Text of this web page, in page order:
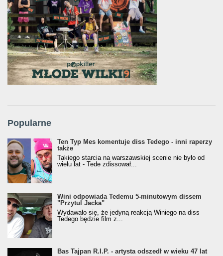
Popularne
Ten Typ Mes komentuje diss Tedego - inni raperzy
także
Takiego starcia na warszawskiej scenie nie było od
wielu lat - Tede zdissował...
Wini odpowiada Tedemu 5-minutowym dissem
"Przytul Jacka"
Wydawało się, że jedyną reakcją Winiego na diss
Tedego będzie film z...
Bas Tajpan R.I.P. - artysta odszedł w wieku 47 lat